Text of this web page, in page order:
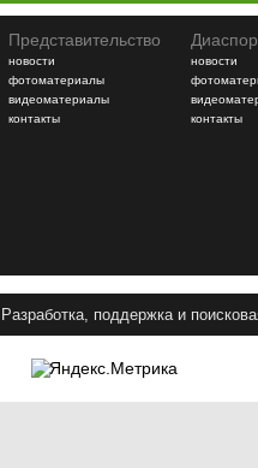
Представительство
новости
фотоматериалы
видеоматериалы
контакты
новости
контакты
Разработка, поддержка и